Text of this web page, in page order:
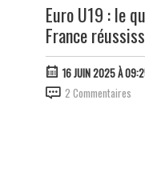
Euro U19 : le
France
16 JUIN 2025 À
2 Commentaires